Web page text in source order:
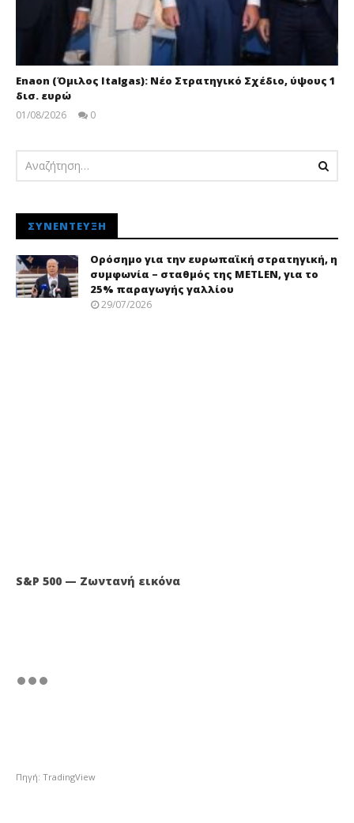
Enaon (Όμιλος Italgas): Νέο Στρατηγικό Σχέδιο, ύψους 1
δισ. ευρώ
01/08/2026
0
ΣΥΝΈΝΤΕΥΞΗ
Ορόσημο για την ευρωπαϊκή στρατηγική, η
συμφωνία – σταθμός της METLEN, για το
25% παραγωγής γαλλίου
29/07/2026
S&P 500 — Ζωντανή εικόνα
Πηγή: TradingView